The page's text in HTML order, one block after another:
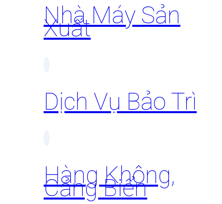
Nhà Máy Sản
Xuất
Dịch Vụ Bảo Trì
Hàng Không,
Cảng Biển